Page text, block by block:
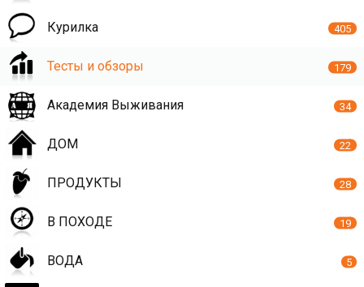
Курилка 405
Тесты и обзоры 179
Академия Выживания 34
ДОМ 22
ПРОДУКТЫ 28
В ПОХОДЕ 19
ВОДА 5